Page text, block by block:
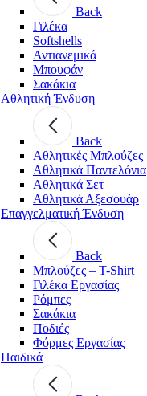
Back
Γιλέκα
Softshells
Αντιανεμικά
Μπουφάν
Σακάκια
Αθλητική Ένδυση
Back
Aθλητικές Μπλούζες
Αθλητικά Παντελόνια
Αθλητικά Σετ
Αθλητικά Αξεσουάρ
Επαγγελματική Ένδυση
Back
Μπλούζες – T-Shirt
Γιλέκα Εργασίας
Ρόμπες
Σακάκια
Ποδιές
Φόρμες Εργασίας
Παιδικά